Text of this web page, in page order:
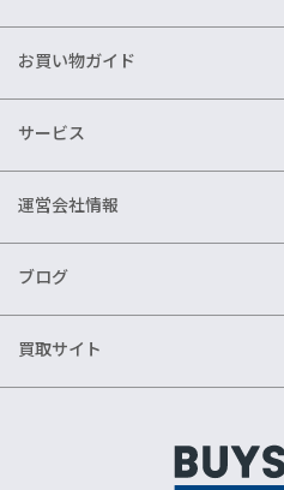
お買い物ガイド
サービス
運営会社情報
ブログ
買取サイト